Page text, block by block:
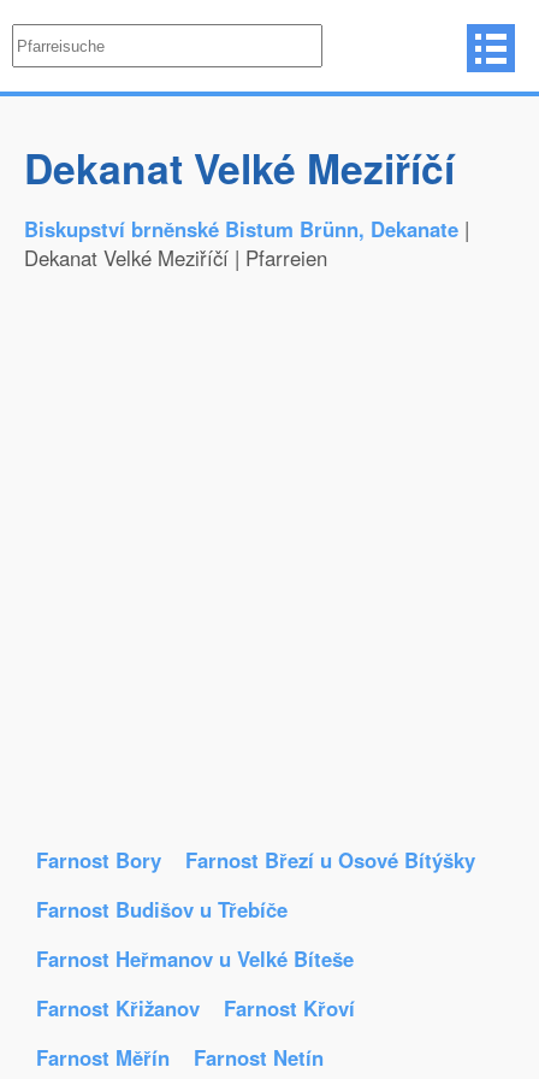
Dekanat Velké Meziříčí
Biskupství brněnské Bistum Brünn, Dekanate |
Dekanat Velké Meziříčí | Pfarreien
Farnost Bory
Farnost Březí u Osové Bítýšky
Farnost Budišov u Třebíče
Farnost Heřmanov u Velké Bíteše
Farnost Křižanov
Farnost Křoví
Farnost Měřín
Farnost Netín